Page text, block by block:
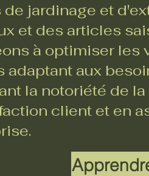
jardinage et
et des articles
à optimiser les
adaptant aux
la notoriété de
client et en